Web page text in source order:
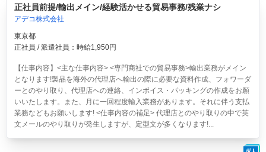
正社員前提/輸出メイン/経験活かせる貿易事務/残業ナシ
アデコ株式会社
東京都
正社員 / 派遣社員：時給1,950円
【仕事内容】<主な仕事内容> <専門商社での貿易事務>輸出業務がメイン
となります!製品を海外の代理店へ輸出の際に必要な資料作成、フォワーダ
ーとのやり取り、代理店への連絡、インボイス・パッキングの作成をお願
いいたします。また、月に一回程度輸入業務があります。それに伴う支払
業務などもお願いします! <仕事内容の補足> 代理店とのやり取りの中で英
文メールのやり取りが発生しますが、定型文が多くなります!...